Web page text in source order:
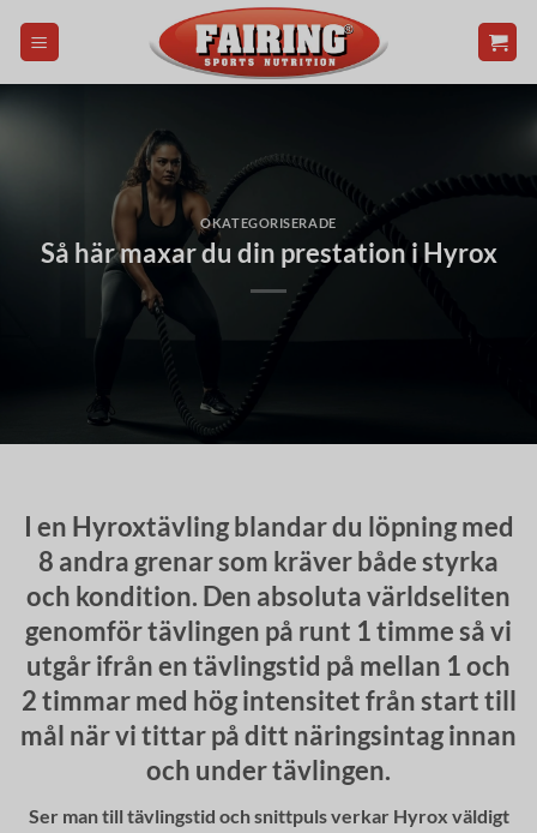
OKATEGORISERADE
Så här maxar du din prestation i Hyrox
I en Hyroxtävling blandar du löpning med
8 andra grenar som kräver både styrka
och kondition. Den absoluta världseliten
genomför tävlingen på runt 1 timme så vi
utgår ifrån en tävlingstid på mellan 1 och
2 timmar med hög intensitet från start till
mål när vi tittar på ditt näringsintag innan
och under tävlingen.
Ser man till tävlingstid och snittpuls verkar Hyrox väldigt